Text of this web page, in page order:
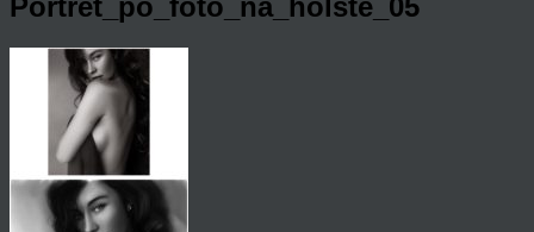
Portret_po_foto_na_holste_05